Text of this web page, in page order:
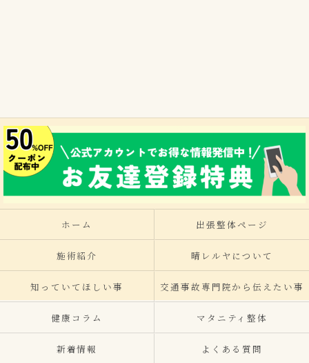
ホーム 出張整体ページ
施術紹介 晴レルヤについて
知っていてほしい事 交通事故専門院から伝えたい事
健康コラム マタニティ整体
新着情報 よくある質問